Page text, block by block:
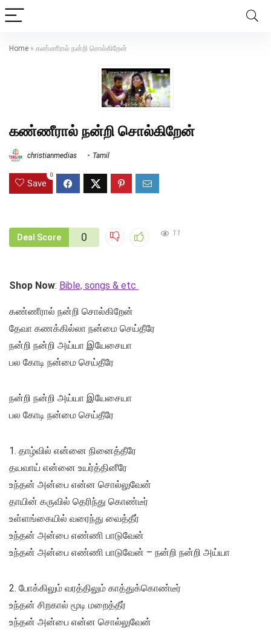
Home » கண்ணீரால் நன்றி சொல்கிறேன்
கண்ணீரால் நன்றி சொல்கிறேன்
christianmedias Tamil
Save
0
Deal Score 0 11
Shop Now: Bible, songs & etc
கண்ணீரால் நன்றி சொல்கிறேன்
தேவா கணக்கில்லா நன்மை செய்தீரே
நன்றி நன்றி அய்யா இயேசையா
பல கோடி நன்மை செய்தீரே
நன்றி நன்றி அய்யா இயேசையா
பல கோடி நன்மை செய்தீரே
1. தாழ்வில் என்னை நினைத்தீரே
தயவாய் என்னை உயர்த்தினீரே
உந்தன் அன்பை என்ன சொல்லுவேன்
தாயின் கருவில் தெரிந்து கொண்டீர்
உள்ளங்கையில் வரைந்து வைத்தீர்
உந்தன் அன்பை எண்ணி பாடுவேன்
உந்தன் அன்பை எண்ணி பாடுவேன் – நன்றி நன்றி அய்யா
2. போக்கிலும் வரத்திலும் காத்துக்கொண்டீர்
உந்தன் சிறகால் மூடி மறைத்தீர்
உந்தன் அன்பை என்ன சொல்லுவேன்